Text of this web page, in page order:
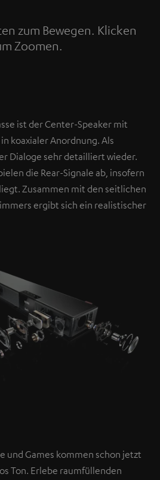
zum Bewegen. Klicken
Zoomen.
to zoom
ist der Center-Speaker mit
koaxialer Anordnung. Als
Dialoge sehr detailliert wieder.
die Rear-Signale ab, insofern
Zusammen mit den seitlichen
ergibt sich ein realistischer
und Games kommen schon jetzt
Ton. Erlebe raumfüllenden